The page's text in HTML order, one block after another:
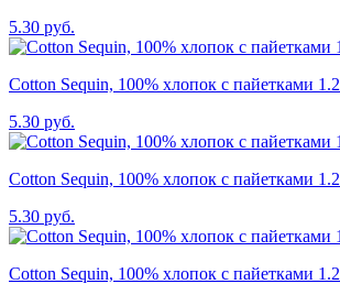
5.30 руб.
Cotton Sequin, 100% хлопок с пайетками
5.30 руб.
Cotton Sequin, 100% хлопок с пайетками
5.30 руб.
Cotton Sequin, 100% хлопок с пайетками